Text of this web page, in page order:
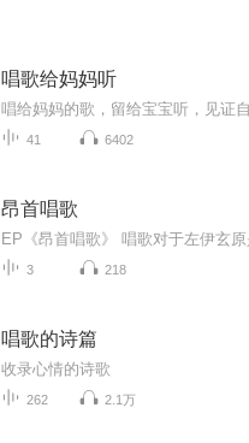
唱歌给妈妈听
唱给妈妈的歌，留给宝宝听，见证
41 6402
昂首唱歌
3 218
唱歌的诗篇
收录心情的诗歌
262 2.1万